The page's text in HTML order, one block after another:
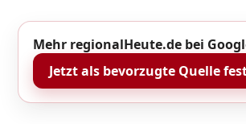
Mehr regionalHeute.de bei
Jetzt als bevorzugte Quelle